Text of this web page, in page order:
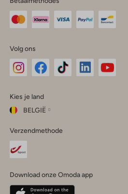
Volg ons
InstagramFacebook
Kies je land
BELGIË
je
land
Belgique(Français)
Verzendmethode
Download onze Omoda app